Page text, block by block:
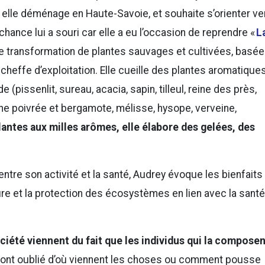
déménage en Haute-Savoie, et souhaite s’orienter
lui a souri car elle a eu l’occasion de reprendre «
transformation de plantes sauvages et cultivées,
d’exploitation. Elle cueille des plantes
(pissenlit, sureau, acacia, sapin, tilleul, reine des près,
poivrée et bergamote, mélisse, hysope, verveine,
aux milles arômes, elle élabore des gelées, des
son activité et la santé, Audrey évoque les bienfaits
et la protection des écosystèmes en lien avec la santé
viennent du fait que les individus qui la
oublié d’où viennent les choses ou comment pousse